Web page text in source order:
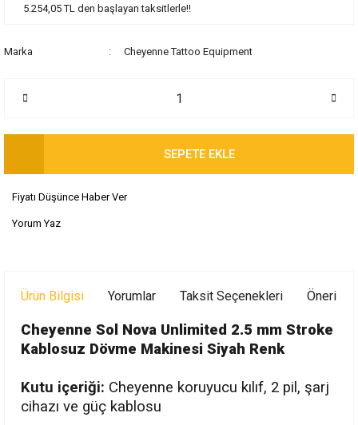
5.254,05 TL den başlayan taksitlerle!!
Marka Cheyenne Tattoo Equipment
SEPETE EKLE
Fiyatı Düşünce Haber Ver
Yorum Yaz
Ürün Bilgisi Yorumlar Taksit Seçenekleri
Cheyenne Sol Nova Unlimited 2.5 mm Stroke
Kablosuz Dövme Makinesi Siyah Renk
Kutu içeriği: Cheyenne koruyucu kılıf, 2 pil, şarj
cihazı ve güç kablosu